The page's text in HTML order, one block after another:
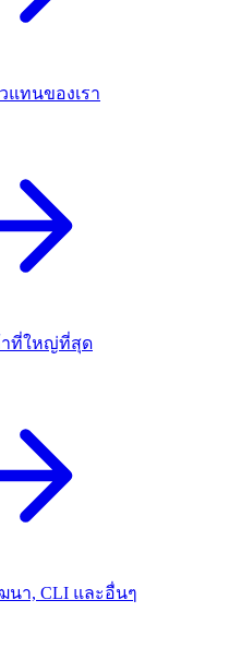
แทนของเรา
าที่ใหญ่ที่สุด
นา, CLI และอื่นๆ